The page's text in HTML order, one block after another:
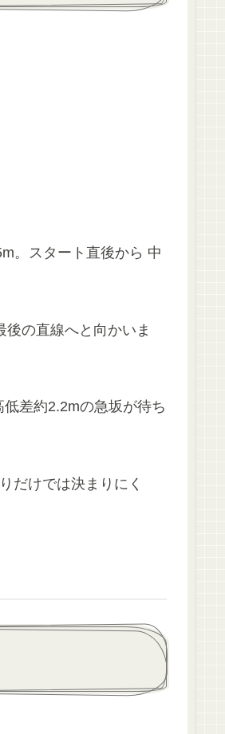
。スタート直後から 中
の直線へと向かいま
差約2.2mの急坂が待ち
だけでは決まりにく